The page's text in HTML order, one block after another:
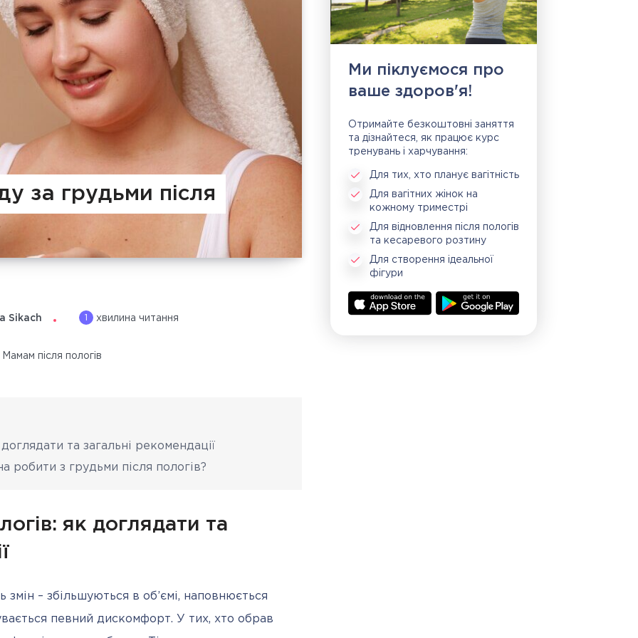
за грудьми після
Sikach 1 хвилина читання
Мамам після пологів
та загальні рекомендації
з грудьми після пологів?
як доглядати та
змін – збільшуються в об’ємі, наповнюється
певний дискомфорт. У тих, хто обрав
Ми піклуємося про
ваше здоров'я!
Отримайте безкоштовні заняття
та дізнайтеся, як працює курс
тренувань і харчування:
Для тих, хто планує вагітність
Для вагітних жінок на
кожному триместрі
Для відновлення після пологів
та кесаревого розтину
Для створення ідеальної
фігури